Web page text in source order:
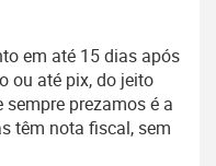
em até 15 dias após
ou até pix, do jeito
prezamos é a
têm nota fiscal, sem